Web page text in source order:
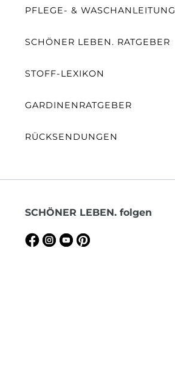
PFLEGE- & WASCHANLEITUNG
SCHÖNER LEBEN. RATGEBER
STOFF-LEXIKON
GARDINENRATGEBER
RÜCKSENDUNGEN
SCHÖNER LEBEN. folgen